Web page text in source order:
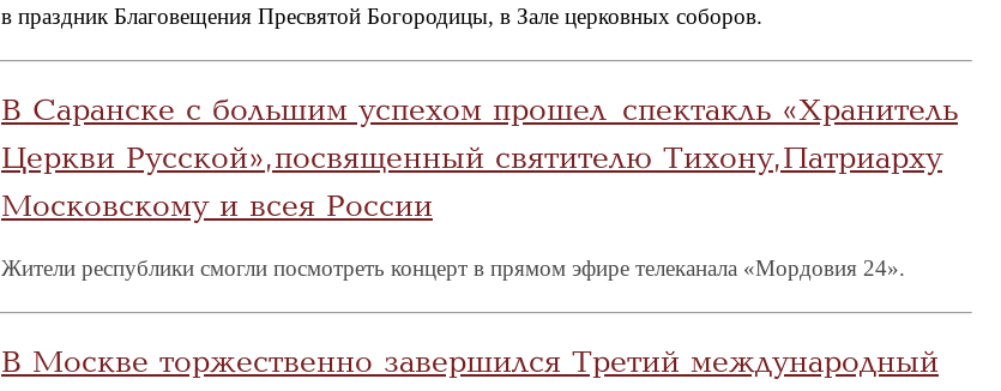
в праздник Благовещения Пресвятой Богородицы, в Зале церковных соборов.
В Саранске с большим успехом прошел спектакль «Хранитель
Церкви Русской», посвященный святителю Тихону, Патриарху
Московскому и всея России
Жители республики смогли посмотреть концерт в прямом эфире телеканала «Мордовия 24».
В Москве торжественно завершился Третий международный